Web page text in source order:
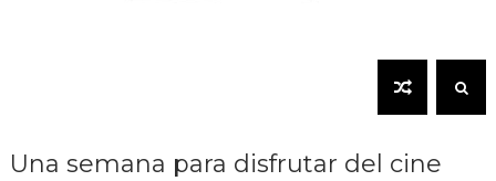
Una semana para disfrutar del cine